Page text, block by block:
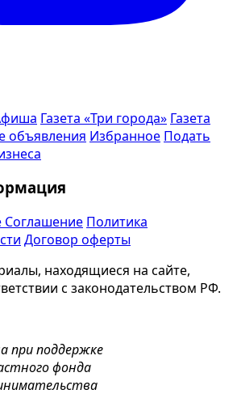
Газета «Три города» Газета
объявления Избранное Подать
Соглашение Политика
Договор оферты
находящиеся на сайте,
с законодательством РФ.
при поддержке
фонда